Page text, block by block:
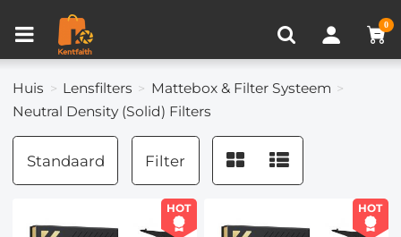
0
Huis Lensfilters
Mattebox & Filter Systeem
Neutral Density (Solid) Filters
Standaard Filter
HOT HOT